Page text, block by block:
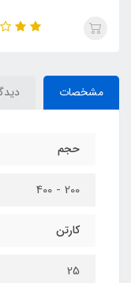
مشخصات
حجم
200 - 400
کارتن
25